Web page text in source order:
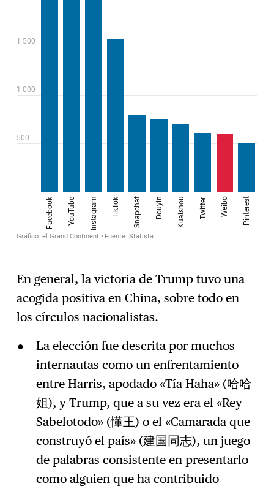
En general, la victoria de Trump tuvo una
acogida positiva en China, sobre todo en
los círculos nacionalistas.
La elección fue descrita por muchos
internautas como un enfrentamiento
entre Harris, apodado «Tía Haha» (哈哈
姐), y Trump, que a su vez era el «Rey
Sabelotodo» (懂王) o el «Camarada que
construyó el país» (建国同志), un juego
de palabras consistente en presentarlo
como alguien que ha contribuido